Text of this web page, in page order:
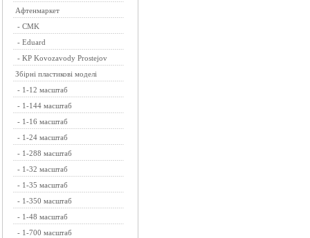
Афтенмаркет
- CMK
- Eduard
- KP Kovozavody Prostejov
Збірні пластикові моделі
- 1-12 масштаб
- 1-144 масштаб
- 1-16 масштаб
- 1-24 масштаб
- 1-288 масштаб
- 1-32 масштаб
- 1-35 масштаб
- 1-350 масштаб
- 1-48 масштаб
- 1-700 масштаб